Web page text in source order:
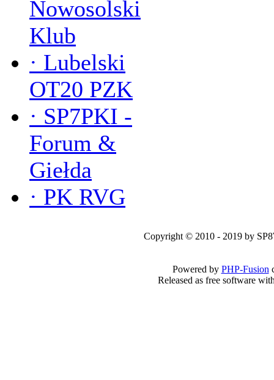
Nowosolski
Klub
· Lubelski
OT20 PZK
· SP7PKI -
Forum &
Giełda
· PK RVG
Copyright © 2010 - 2019 by
Powered by PHP-Fusion
Released as free software